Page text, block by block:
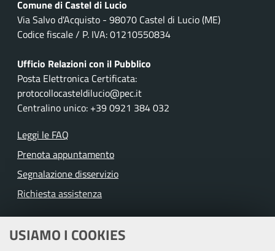
USIAMO I COOKIES
Comune di Castel di Lucio
Via Salvo d'Acquisto - 98070 Castel di Lucio (ME)
Codice fiscale / P. IVA: 01210550834
Ufficio Relazioni con il Pubblico
Posta Elettronica Certificata:
protocollocasteldilucio@pec.it
Centralino unico: +39 0921 384 032
Leggi le FAQ
Prenota appuntamento
Segnalazione disservizio
Richiesta assistenza
Albo pretorio